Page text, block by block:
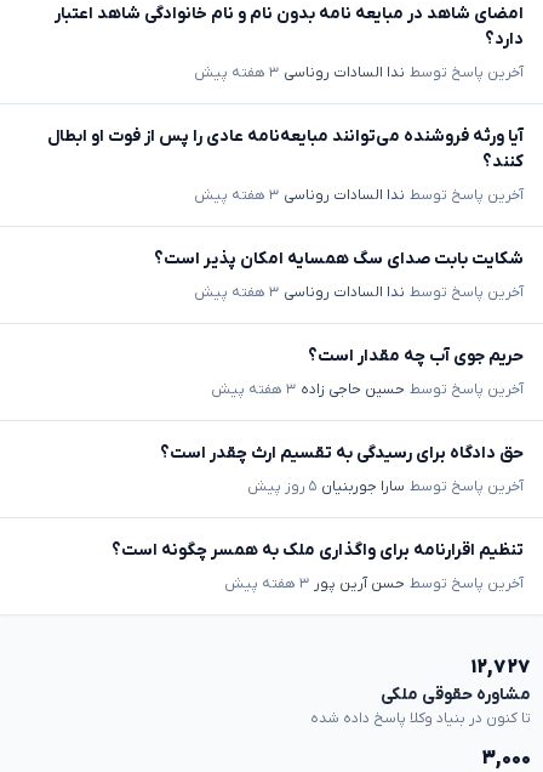
امضای شاهد در مبایعه نامه بدون نام و نام خانوادگی شاهد اعتبار
دارد؟
آخرین پاسخ توسط ندا السادات روناسی ۳ هفته پیش
آیا ورثه فروشنده می‌توانند مبایعه‌نامه عادی را پس از فوت او ابطال
کنند؟
آخرین پاسخ توسط ندا السادات روناسی ۳ هفته پیش
شکایت بابت صدای سگ همسایه امکان پذیر است؟
آخرین پاسخ توسط ندا السادات روناسی ۳ هفته پیش
حریم جوی آب چه مقدار است؟
آخرین پاسخ توسط حسین حاجی زاده ۳ هفته پیش
حق دادگاه برای رسیدگی به تقسیم ارث چقدر است؟
آخرین پاسخ توسط سارا جوربنیان ۵ روز پیش
تنظیم اقرارنامه برای واگذاری ملک به همسر چگونه است؟
آخرین پاسخ توسط حسن آرین پور ۳ هفته پیش
۱۲,۷۲۷
مشاوره حقوقی ملکی
تا کنون در بنیاد وکلا پاسخ داده شده
۳,۰۰۰